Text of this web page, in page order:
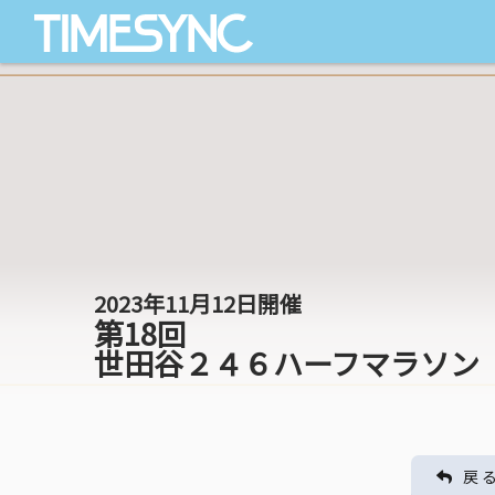
2023年11月12日開催
第18回
世田谷２４６ハーフマラソン
戻